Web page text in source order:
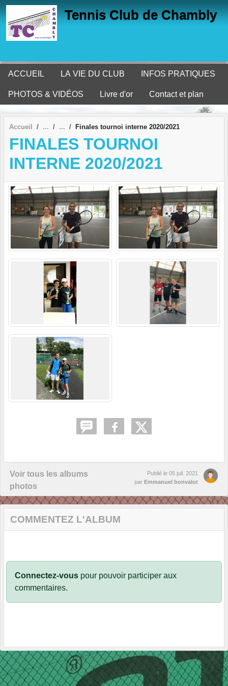
Tennis Club de Chambly
ACCUEIL LA VIE DU CLUB INFOS PRATIQUES
PHOTOS & VIDÉOS Livre d'or Contact et plan
Accueil Finales tournoi interne 2020/2021
FINALES TOURNOI
INTERNE 2020/2021
Voir tous les albums
photos
Publié le 05 juil. 2021
par Emmanuel bonvalot
COMMENTEZ L'ALBUM
Connectez-vous pour pouvoir participer aux
commentaires.
Panneau de gestion des cookies